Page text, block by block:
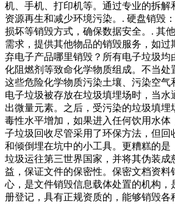
机、手机、打印机等。通过专业的拆解
资源再生和减少环境污染。. 硬盘销毁
损坏等销毁方式，确保数据安全。. 其
需求，提供其他物品的销毁服务，如过
弃电子产品哪里销毁？所有电子垃圾均
化阻燃剂等致命化学物质组成。不当处
这些危险化学物质污染土壤、污染空气
电子垃圾被存放在垃圾填埋场时，当水
出微量元素。之后，受污染的垃圾填埋
毒性水平增加，如果进入任何饮用水体
子垃圾回收尽管采用了环保方法，但回
和倾倒埋在坑中的小工具。更糟糕的是
垃圾运往第三世界国家，并将其伪装成
益，保证文件的保密性。保密文档资料
心，是文件销毁信息载体处置的机构，
册登记，具有正规资质的，能够销毁各